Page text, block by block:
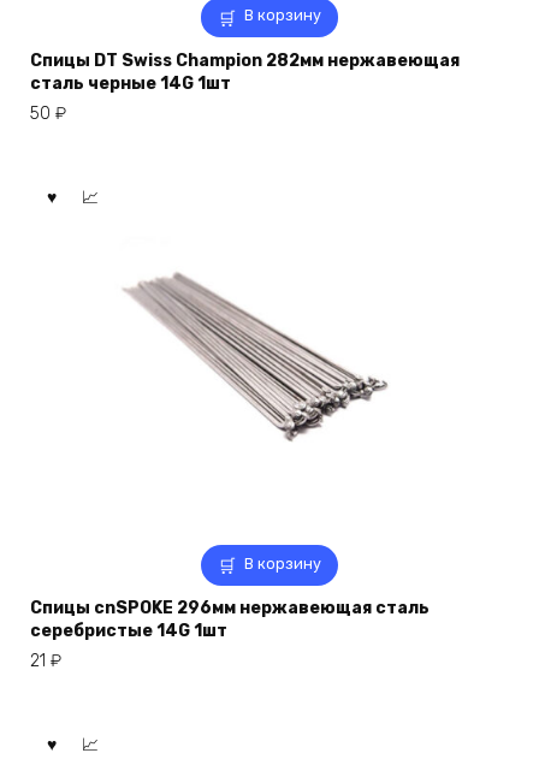
В корзину
Спицы DT Swiss Champion 282мм нержавеющая
сталь черные 14G 1шт
50 ₽
В корзину
Спицы cnSPOKE 296мм нержавеющая сталь
серебристые 14G 1шт
21 ₽